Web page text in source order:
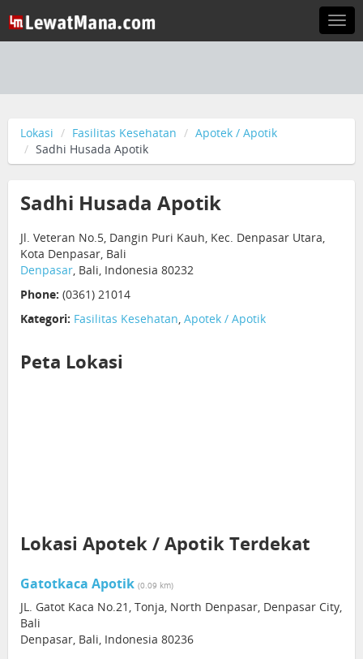
Lokasi Fasilitas Kesehatan
Apotek / Apotik
Sadhi Husada Apotik
Sadhi Husada Apotik
Jl. Veteran No.5, Dangin Puri Kauh, Kec. Denpasar Utara,
Kota Denpasar, Bali
Denpasar, Bali, Indonesia 80232
Phone: (0361) 21014
Kategori: Fasilitas Kesehatan, Apotek / Apotik
Peta Lokasi
Lokasi Apotek / Apotik Terdekat
Gatotkaca Apotik (0.09 km)
JL. Gatot Kaca No.21, Tonja, North Denpasar, Denpasar City,
Bali
Denpasar, Bali, Indonesia 80236